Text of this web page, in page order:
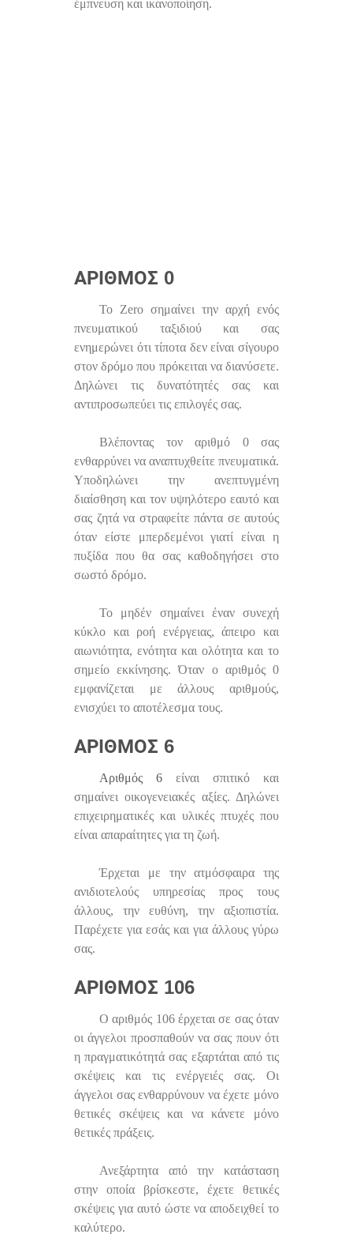
έμπνευση και ικανοποίηση.
ΑΡΙΘΜΌΣ 0
Το Zero σημαίνει την αρχή ενός
πνευματικού ταξιδιού και σας
ενημερώνει ότι τίποτα δεν είναι σίγουρο
στον δρόμο που πρόκειται να διανύσετε.
Δηλώνει τις δυνατότητές σας και
αντιπροσωπεύει τις επιλογές σας.
Βλέποντας τον αριθμό 0 σας
ενθαρρύνει να αναπτυχθείτε πνευματικά.
Υποδηλώνει την ανεπτυγμένη
διαίσθηση και τον υψηλότερο εαυτό και
σας ζητά να στραφείτε πάντα σε αυτούς
όταν είστε μπερδεμένοι γιατί είναι η
πυξίδα που θα σας καθοδηγήσει στο
σωστό δρόμο.
Το μηδέν σημαίνει έναν συνεχή
κύκλο και ροή ενέργειας, άπειρο και
αιωνιότητα, ενότητα και ολότητα και το
σημείο εκκίνησης. Όταν ο αριθμός 0
εμφανίζεται με άλλους αριθμούς,
ενισχύει το αποτέλεσμα τους.
ΑΡΙΘΜΌΣ 6
Αριθμός 6 είναι σπιτικό και
σημαίνει οικογενειακές αξίες. Δηλώνει
επιχειρηματικές και υλικές πτυχές που
είναι απαραίτητες για τη ζωή.
Έρχεται με την ατμόσφαιρα της
ανιδιοτελούς υπηρεσίας προς τους
άλλους, την ευθύνη, την αξιοπιστία.
Παρέχετε για εσάς και για άλλους γύρω
σας.
ΑΡΙΘΜΌΣ 106
Ο αριθμός 106 έρχεται σε σας όταν
οι άγγελοι προσπαθούν να σας πουν ότι
η πραγματικότητά σας εξαρτάται από τις
σκέψεις και τις ενέργειές σας. Οι
άγγελοι σας ενθαρρύνουν να έχετε μόνο
θετικές σκέψεις και να κάνετε μόνο
θετικές πράξεις.
Ανεξάρτητα από την κατάσταση
στην οποία βρίσκεστε, έχετε θετικές
σκέψεις για αυτό ώστε να αποδειχθεί το
καλύτερο.